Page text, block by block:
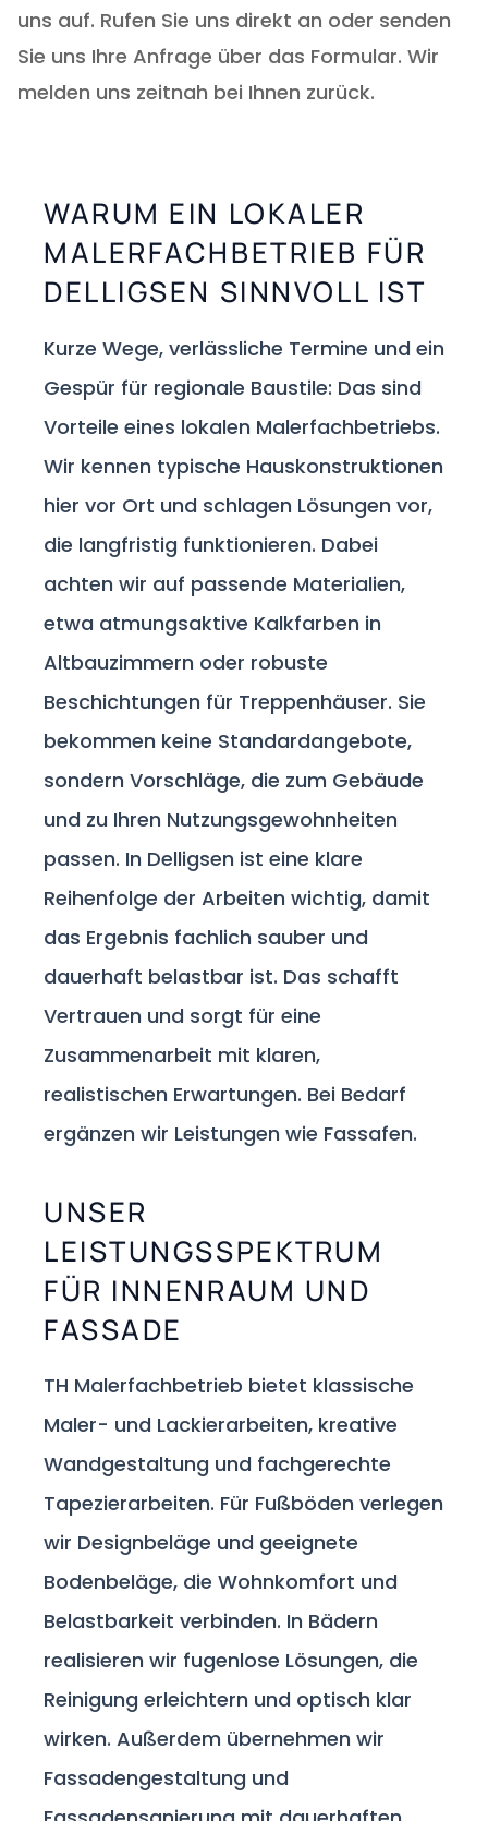
uns auf. Rufen Sie uns direkt an oder senden
Sie uns Ihre Anfrage über das Formular. Wir
melden uns zeitnah bei Ihnen zurück.
WARUM EIN LOKALER
MALERFACHBETRIEB FÜR
DELLIGSEN SINNVOLL IST
Kurze Wege, verlässliche Termine und ein
Gespür für regionale Baustile: Das sind
Vorteile eines lokalen Malerfachbetriebs.
Wir kennen typische Hauskonstruktionen
hier vor Ort und schlagen Lösungen vor,
die langfristig funktionieren. Dabei
achten wir auf passende Materialien,
etwa atmungsaktive Kalkfarben in
Altbauzimmern oder robuste
Beschichtungen für Treppenhäuser. Sie
bekommen keine Standardangebote,
sondern Vorschläge, die zum Gebäude
und zu Ihren Nutzungsgewohnheiten
passen. In Delligsen ist eine klare
Reihenfolge der Arbeiten wichtig, damit
das Ergebnis fachlich sauber und
dauerhaft belastbar ist. Das schafft
Vertrauen und sorgt für eine
Zusammenarbeit mit klaren,
realistischen Erwartungen. Bei Bedarf
ergänzen wir Leistungen wie Fassafen.
UNSER
LEISTUNGSSPEKTRUM
FÜR INNENRAUM UND
FASSADE
TH Malerfachbetrieb bietet klassische
Maler- und Lackierarbeiten, kreative
Wandgestaltung und fachgerechte
Tapezierarbeiten. Für Fußböden verlegen
wir Designbeläge und geeignete
Bodenbeläge, die Wohnkomfort und
Belastbarkeit verbinden. In Bädern
realisieren wir fugenlose Lösungen, die
Reinigung erleichtern und optisch klar
wirken. Außerdem übernehmen wir
Fassadengestaltung und